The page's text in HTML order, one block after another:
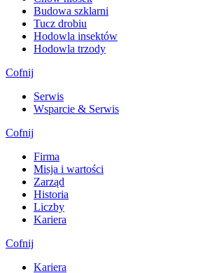
Budowa szklarni
Tucz drobiu
Hodowla insektów
Hodowla trzody
Cofnij
Serwis
Wsparcie & Serwis
Cofnij
Firma
Misja i wartości
Zarząd
Historia
Liczby
Kariera
Cofnij
Kariera